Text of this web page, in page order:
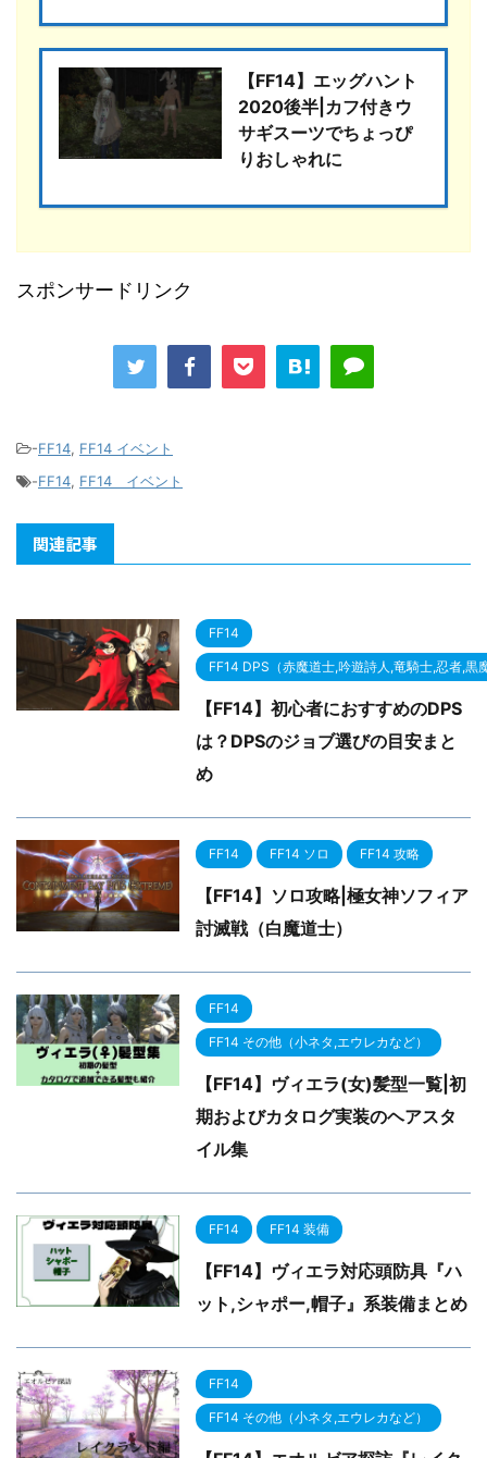
【FF14】エッグハント
2020後半|カフ付きウ
サギスーツでちょっぴ
りおしゃれに
スポンサードリンク
-FF14, FF14 イベント
-FF14, FF14 イベント
関連記事
FF14
FF14 DPS（赤魔道士,吟遊詩人,竜騎士,忍者,
【FF14】初心者におすすめのDPS
は？DPSのジョブ選びの目安まと
め
FF14 FF14 ソロ FF14 攻略
【FF14】ソロ攻略|極女神ソフィア
討滅戦（白魔道士）
FF14
FF14 その他（小ネタ,エウレカなど）
【FF14】ヴィエラ(女)髪型一覧|初
期およびカタログ実装のヘアスタ
イル集
FF14 FF14 装備
【FF14】ヴィエラ対応頭防具『ハ
ット,シャポー,帽子』系装備まとめ
FF14
FF14 その他（小ネタ,エウレカなど）